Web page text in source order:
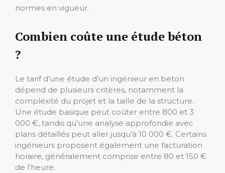
normes en vigueur.
Combien coûte une étude béton
?
Le tarif d’une étude d’un ingénieur en beton
dépend de plusieurs critères, notamment la
complexité du projet et la taille de la structure.
Une étude basique peut coûter entre 800 et 3
000 €, tandis qu’une analyse approfondie avec
plans détaillés peut aller jusqu’à 10 000 €. Certains
ingénieurs proposent également une facturation
horaire, généralement comprise entre 80 et 150 €
de l’heure.